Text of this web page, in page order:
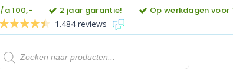
a 100,- 2 jaar garantie!
Op werkdagen
1.484 reviews
Producten
zoeken